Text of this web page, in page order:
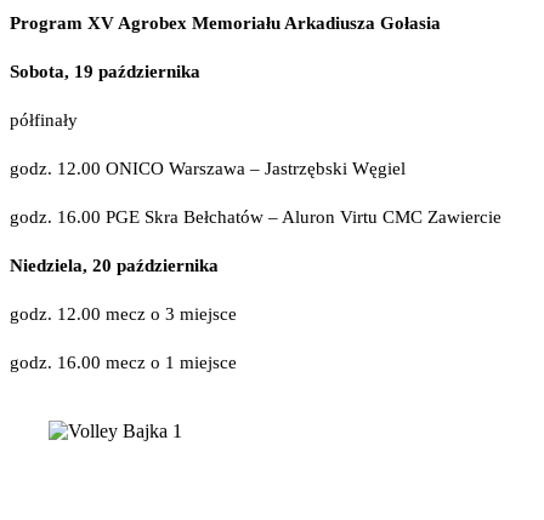
Program XV Agrobex Memoriału Arkadiusza Gołasia
Sobota, 19 października
półfinały
godz. 12.00 ONICO Warszawa – Jastrzębski Węgiel
godz. 16.00 PGE Skra Bełchatów – Aluron Virtu CMC Zawiercie
Niedziela, 20 października
godz. 12.00 mecz o 3 miejsce
godz. 16.00 mecz o 1 miejsce